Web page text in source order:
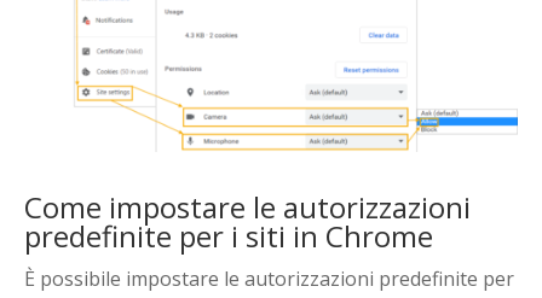
Come impostare le autorizzazioni
predefinite per i siti in Chrome
È possibile impostare le autorizzazioni predefinite per